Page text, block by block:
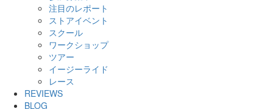
注目のレポート
ストアイベント
スクール
ワークショップ
ツアー
イージーライド
レース
REVIEWS
BLOG